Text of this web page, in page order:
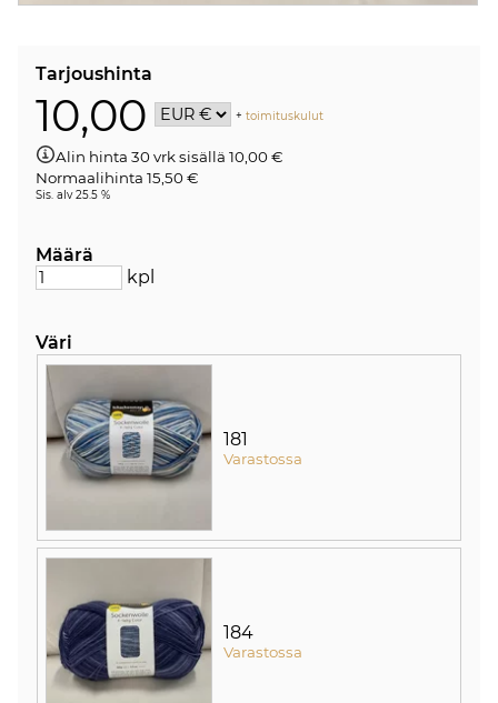
Tarjoushinta
10,00 +toimituskulut
Alin hinta 30 vrk sisällä 10,00 €
Normaalihinta 15,50 €
Sis. alv 25.5 %
Määrä
kpl
Väri
181
Varastossa
184
Varastossa